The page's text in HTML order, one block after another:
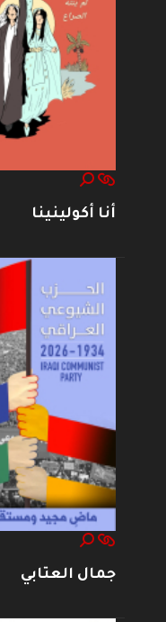
أنا أكولينينا
جمال العتابي